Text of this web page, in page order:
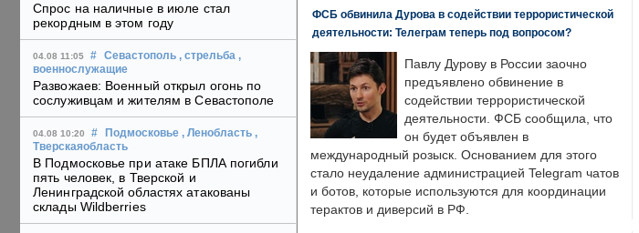
Спрос на наличные в июле стал
рекордным в этом году
04.08 11:05 # Севастополь , стрельба ,
военнослужащие
Развожаев: Военный открыл огонь по
сослуживцам и жителям в Севастополе
04.08 10:20 # Подмосковье , Ленобласть ,
Тверскаяобласть
В Подмосковье при атаке БПЛА погибли
пять человек, в Тверской и
Ленинградской областях атакованы
склады Wildberries
ФСБ обвинила Дурова в содействии террористической
деятельности: Телеграм теперь под вопросом?
Павлу Дурову в России заочно
предъявлено обвинение в
содействии террористической
деятельности. ФСБ сообщила, что
он будет объявлен в
международный розыск. Основанием для этого
стало неудаление администрацией Telegram чатов
и ботов, которые используются для координации
терактов и диверсий в РФ.